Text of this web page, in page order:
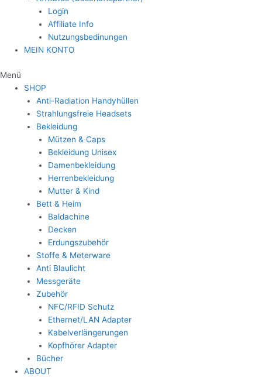
Login
Affiliate Info
Nutzungsbedinungen
MEIN KONTO
Menü
SHOP
Anti-Radiation Handyhüllen
Strahlungsfreie Headsets
Bekleidung
Mützen & Caps
Bekleidung Unisex
Damenbekleidung
Herrenbekleidung
Mutter & Kind
Bett & Heim
Baldachine
Decken
Erdungszubehör
Stoffe & Meterware
Anti Blaulicht
Messgeräte
Zubehör
NFC/RFID Schutz
Ethernet/LAN Adapter
Kabelverlängerungen
Kopfhörer Adapter
Bücher
ABOUT